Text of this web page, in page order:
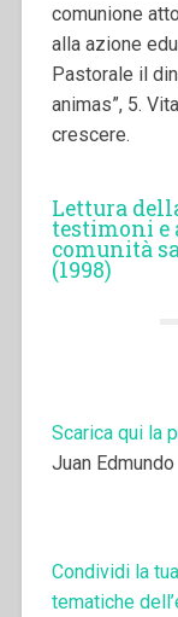
comunione
alla azione
Pastorale il
animas”, 5.
crescere.
Lettura
testimoni e
comunità
(1998)
Scarica qui la
Juan
Condividi la
tematiche